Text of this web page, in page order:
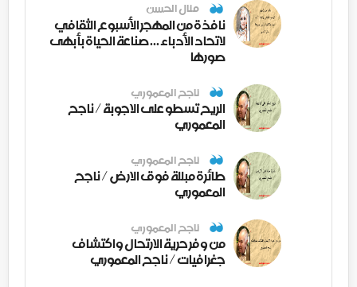
منال الحسن
نافذة من المهجر الأسبوع الثقافي
لاتحاد الأدباء ... صناعة الحياة بأبهى
صورها
ناجح المعموري
الريح تسطو على الاجوبة / ناجح
المعموري
ناجح المعموري
طائرة مبللة فوق الارض / ناجح
المعموري
ناجح المعموري
من وفر حرية الارتحال واكتشاف
جغرافيات / ناجح المعموري